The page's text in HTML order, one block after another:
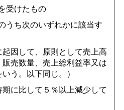
受けたもの
うち次のいずれかに該当す
因して、原則として売上高
売数量、売上総利益率又は
う。以下同じ。）
に比して５％以上減少して